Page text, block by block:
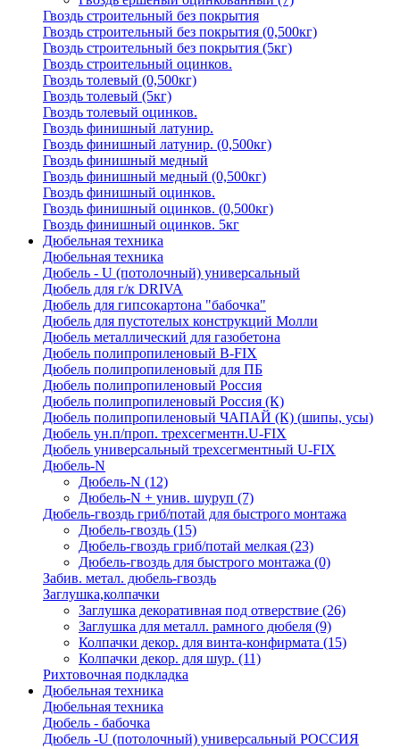
Гвоздь строительный без покрытия
Гвоздь строительный без покрытия (0,500кг)
Гвоздь строительный без покрытия (5кг)
Гвоздь строительный оцинков.
Гвоздь толевый (0,500кг)
Гвоздь толевый (5кг)
Гвоздь толевый оцинков.
Гвоздь финишный латунир.
Гвоздь финишный латунир. (0,500кг)
Гвоздь финишный медный
Гвоздь финишный медный (0,500кг)
Гвоздь финишный оцинков.
Гвоздь финишный оцинков. (0,500кг)
Гвоздь финишный оцинков. 5кг
Дюбельная техника
Дюбельная техника
Дюбель - U (потолочный) универсальный
Дюбель для г/к DRIVA
Дюбель для гипсокартона "бабочка"
Дюбель для пустотелых конструкций Молли
Дюбель металлический для газобетона
Дюбель полипропиленовый В-FIX
Дюбель полипропиленовый для ПБ
Дюбель полипропиленовый Россия
Дюбель полипропиленовый Россия (К)
Дюбель полипропиленовый ЧАПАЙ (К) (шипы, усы)
Дюбель ун.п/проп. трехсегментн.U-FIX
Дюбель универсальный трехсегментный U-FIX
Дюбель-N
Дюбель-N (12)
Дюбель-N + унив. шуруп (7)
Дюбель-гвоздь гриб/потай для быстрого монтажа
Дюбель-гвоздь (15)
Дюбель-гвоздь гриб/потай мелкая (23)
Дюбель-гвоздь для быстрого монтажа (0)
Забив. метал. дюбель-гвоздь
Заглушка,колпачки
Заглушка декоративная под отверствие (26)
Заглушка для металл. рамного дюбеля (9)
Колпачки декор. для винта-конфирмата (15)
Колпачки декор. для шур. (11)
Рихтовочная подкладка
Дюбельная техника
Дюбельная техника
Дюбель - бабочка
Дюбель -U (потолочный) универсальный РОССИЯ